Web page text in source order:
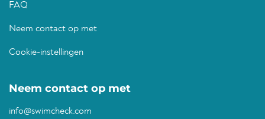
FAQ
Neem contact op met
Cookie-instellingen
Neem contact op met
info@swimcheck.com